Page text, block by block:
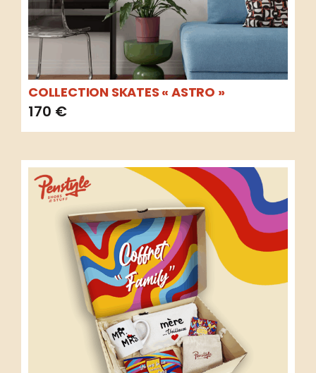
COLLECTION SKATES « ASTRO »
170 €